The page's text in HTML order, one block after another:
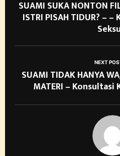
SUAMI SUKA NONTON
ISTRI PISAH TIDUR? –
NEXT
SUAMI TIDAK HANYA
MATERI – Konsultasi